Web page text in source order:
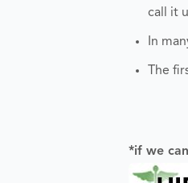
call it
In
The
*if we